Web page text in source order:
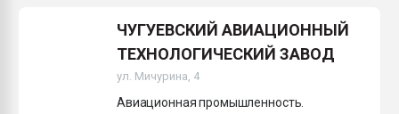
ЧУГУЕВСКИЙ АВИАЦИОННЫЙ
ТЕХНОЛОГИЧЕСКИЙ ЗАВОД
ул. Мичурина, 4
Авиационная промышленность.